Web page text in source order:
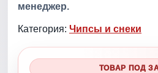
менеджер.
Категория: Чипсы и снеки
ТОВАР ПОД